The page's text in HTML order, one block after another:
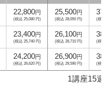
22,800円
(税込 25,080 円)
25,500円
(税込 28,050 円) (税込
23,400円
(税込 25,740 円)
26,100円
(税込 28,710 円) (税込
24,200円
(税込 26,620 円)
26,900円
(税込 29,590 円) (税込
1講座15週